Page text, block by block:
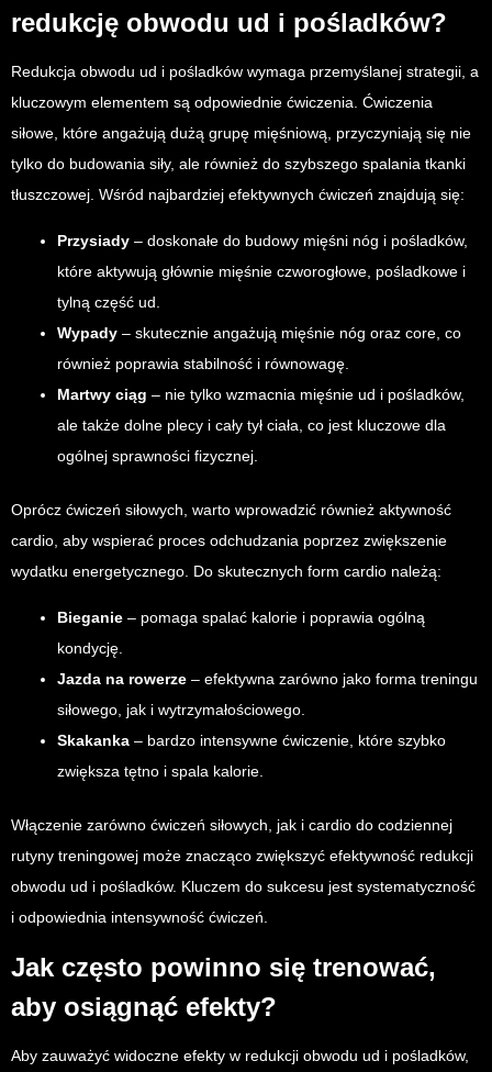
redukcję obwodu ud i pośladków?
Redukcja obwodu ud i pośladków wymaga przemyślanej strategii, a
kluczowym elementem są odpowiednie ćwiczenia. Ćwiczenia
siłowe, które angażują dużą grupę mięśniową, przyczyniają się nie
tylko do budowania siły, ale również do szybszego spalania tkanki
tłuszczowej. Wśród najbardziej efektywnych ćwiczeń znajdują się:
Przysiady – doskonałe do budowy mięśni nóg i pośladków,
które aktywują głównie mięśnie czworogłowe, pośladkowe i
tylną część ud.
Wypady – skutecznie angażują mięśnie nóg oraz core, co
również poprawia stabilność i równowagę.
Martwy ciąg – nie tylko wzmacnia mięśnie ud i pośladków,
ale także dolne plecy i cały tył ciała, co jest kluczowe dla
ogólnej sprawności fizycznej.
Oprócz ćwiczeń siłowych, warto wprowadzić również aktywność
cardio, aby wspierać proces odchudzania poprzez zwiększenie
wydatku energetycznego. Do skutecznych form cardio należą:
Bieganie – pomaga spalać kalorie i poprawia ogólną
kondycję.
Jazda na rowerze – efektywna zarówno jako forma treningu
siłowego, jak i wytrzymałościowego.
Skakanka – bardzo intensywne ćwiczenie, które szybko
zwiększa tętno i spala kalorie.
Włączenie zarówno ćwiczeń siłowych, jak i cardio do codziennej
rutyny treningowej może znacząco zwiększyć efektywność redukcji
obwodu ud i pośladków. Kluczem do sukcesu jest systematyczność
i odpowiednia intensywność ćwiczeń.
Jak często powinno się trenować,
aby osiągnąć efekty?
Aby zauważyć widoczne efekty w redukcji obwodu ud i pośladków,